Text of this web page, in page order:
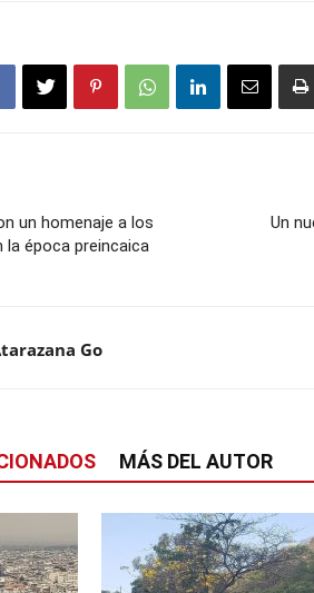
un homenaje a los
la época preincaica
Un
Go
MÁS DEL AUTOR